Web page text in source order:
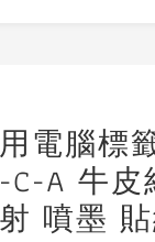
電腦標
C-A 牛
噴墨